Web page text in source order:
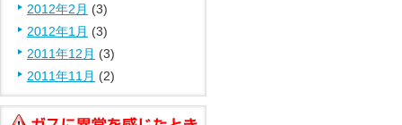
2012年2月 (3)
2012年1月 (3)
2011年12月 (3)
2011年11月 (2)